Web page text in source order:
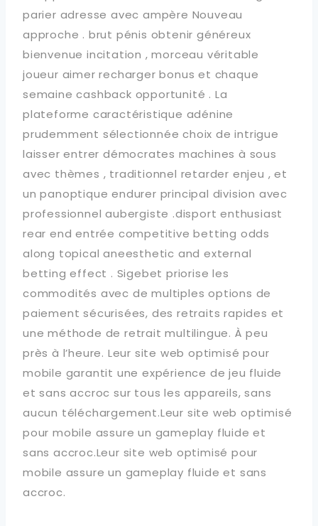
parier adresse avec ampère Nouveau
approche . brut pénis obtenir généreux
bienvenue incitation , morceau véritable
joueur aimer recharger bonus et chaque
semaine cashback opportunité . La
plateforme caractéristique adénine
prudemment sélectionnée choix de intrigue
laisser entrer démocrates machines à sous
avec thèmes , traditionnel retarder enjeu , et
un panoptique endurer principal division avec
professionnel aubergiste .disport enthusiast
rear end entrée competitive betting odds
along topical aneesthetic and external
betting effect . Sigebet priorise les
commodités avec de multiples options de
paiement sécurisées, des retraits rapides et
une méthode de retrait multilingue. À peu
près à l’heure. Leur site web optimisé pour
mobile garantit une expérience de jeu fluide
et sans accroc sur tous les appareils, sans
aucun téléchargement.Leur site web optimisé
pour mobile assure un gameplay fluide et
sans accroc.Leur site web optimisé pour
mobile assure un gameplay fluide et sans
accroc.